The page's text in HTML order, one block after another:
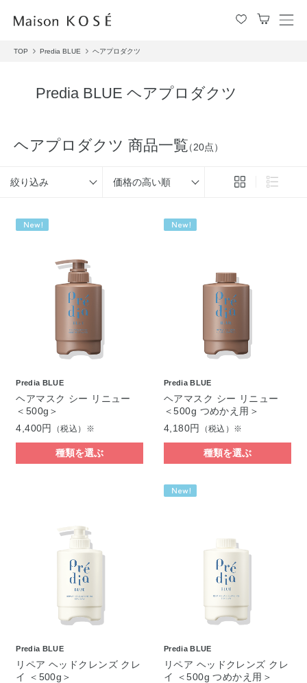
メ
TOP Predia BLUE ヘアプロダクツ
Predia BLUE ヘアプロダクツ
ヘアプロダクツ 商品一覧（20点）
絞り込み 価格の高い順
Predia BLUE
ヘアマスク シー リニュー
＜500g＞
4,400円
（税込）※
種類を選ぶ
Predia BLUE
ヘアマスク シー リニュー
＜500g つめかえ用＞
4,180円
（税込）※
種類を選ぶ
Predia BLUE
リペア ヘッドクレンズ クレ
イ ＜500g＞
Predia BLUE
リペア ヘッドクレンズ クレ
イ ＜500g つめかえ用＞